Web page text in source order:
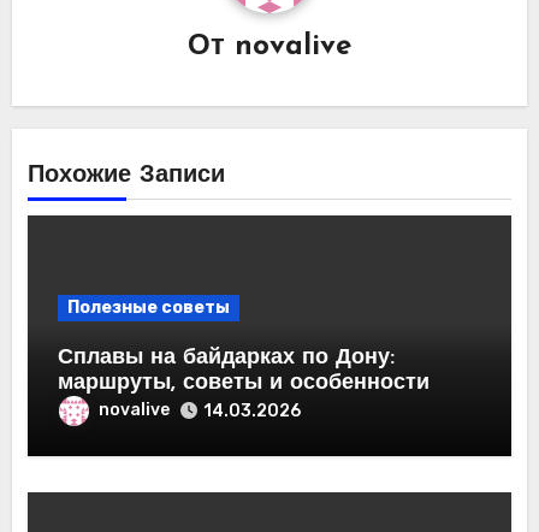
От novalive
Похожие Записи
Полезные советы
Сплавы на байдарках по Дону:
маршруты, советы и особенности
novalive 14.03.2026